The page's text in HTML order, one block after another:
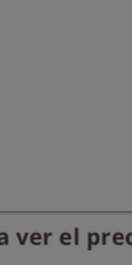
ver el